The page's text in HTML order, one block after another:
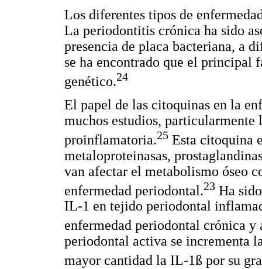
Los diferentes tipos de
La periodontitis crónica ha sido
presencia de placa bacteriana, a
se ha encontrado que el principal
genético.24
El papel de las citoquinas en la
muchos estudios,
proinflamatoria.25 Esta citoquina
metaloproteinasas,
van afectar el metabolismo óseo
enfermedad periodontal.23 Ha
IL-1 en tejido periodontal
enfermedad periodontal crónica y
periodontal activa se incrementa
mayor cantidad la IL-1ß por su